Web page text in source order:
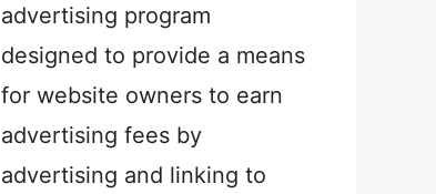
advertising program
designed to provide a means
for website owners to earn
advertising fees by
advertising and linking to